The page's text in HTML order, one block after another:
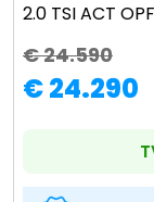
2.0 TSI ACT
€ 24.590
€ 24.290